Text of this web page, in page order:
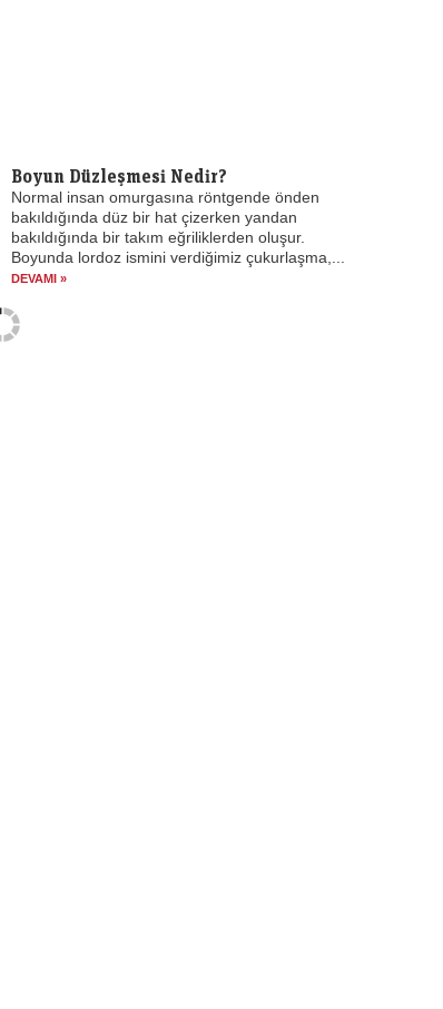
Boyun Düzleşmesi Nedir?
Normal insan omurgasına röntgende önden
bakıldığında düz bir hat çizerken yandan
bakıldığında bir takım eğriliklerden oluşur.
Boyunda lordoz ismini verdiğimiz çukurlaşma,...
DEVAMI »